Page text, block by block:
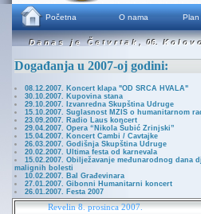
Početna O nama Plan
D a n a s j e Č e t v r t a k , 06. K o l o v
D a n a s j e Č e t v r t a k , 06. K o l o v
Događanja u 2007-oj godini:
08.12.2007. Koncert klapa "OD SRCA HVALA"
30.10.2007. Kupovina stana
29.10.2007. Izvanredna Skupština Udruge
15.10.2007. Suglasnost MZIS o humanitarnom
23.09.2007. Radio Laus koncert
29.04.2007. Opera “Nikola Šubić Zrinjski”
15.04.2007. Koncert Cambi / Cavtajke
26.03.2007. Godišnja Skupština Udruge
20.02.2007. Ultima festa od karnevala
15.02.2007. Obilježavanje međunarodnog dana
malignih bolesti
10.02.2007. Bal Građevinara
27.01.2007. Gibonni Humanitarni koncert
26.01.2007. Festa 2007
Revelin 8. prosinca 2007.